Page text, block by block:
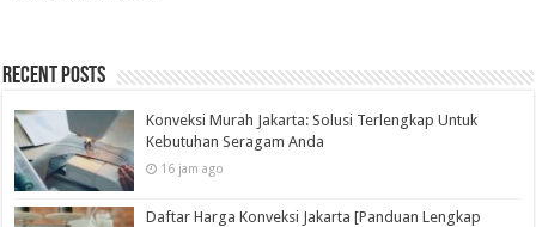
Recent Posts
Konveksi Murah Jakarta: Solusi Terlengkap Untuk
Kebutuhan Seragam Anda
16 jam ago
Daftar Harga Konveksi Jakarta [Panduan Lengkap